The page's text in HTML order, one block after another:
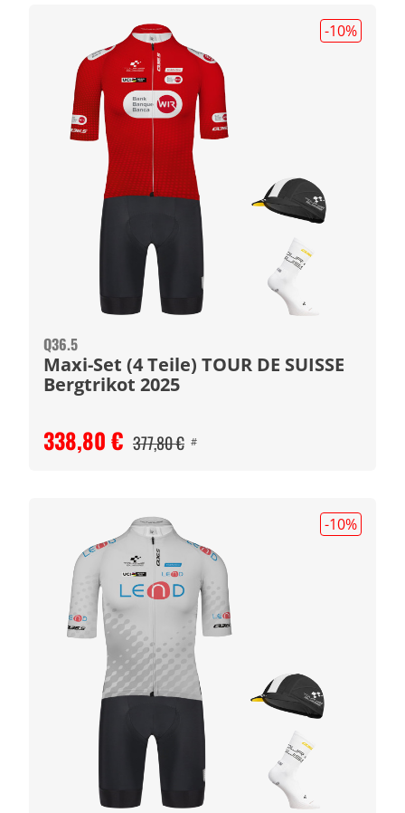
-10%
Q36.5
Maxi-Set (4 Teile) TOUR DE SUISSE
Bergtrikot 2025
338,80 € 377,80 € #
-10%